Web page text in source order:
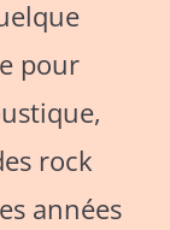
pour
rock
années